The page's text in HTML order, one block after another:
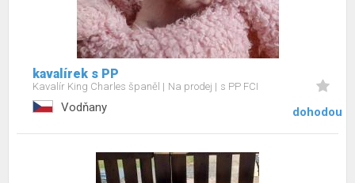
kavalírek s PP
Kavalír King Charles španěl Na prodej s PP FCI
Vodňany dohodou